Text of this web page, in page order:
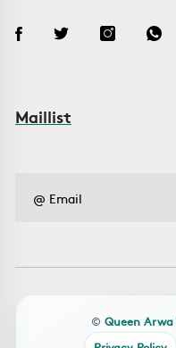
Maillist
© Queen